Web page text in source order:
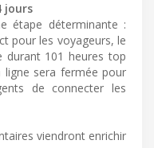
jours
étape déterminante :
pour les voyageurs, le
durant 101 heures top
sera fermée pour
de connecter les
viendront enrichir